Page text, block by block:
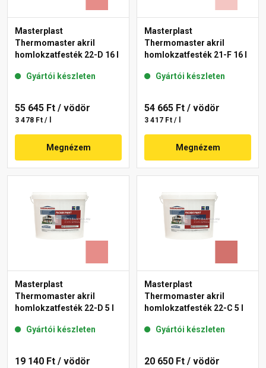
Masterplast
Thermomaster akril
homlokzatfesték 22-D 16 l
Gyártói készleten
55 645 Ft / vödör
3 478 Ft / l
Megnézem
Masterplast
Thermomaster akril
homlokzatfesték 21-F 16 l
Gyártói készleten
54 665 Ft / vödör
3 417 Ft / l
Megnézem
Masterplast
Thermomaster akril
homlokzatfesték 22-D 5 l
Gyártói készleten
19 140 Ft / vödör
Masterplast
Thermomaster akril
homlokzatfesték 22-C 5 l
Gyártói készleten
20 650 Ft / vödör